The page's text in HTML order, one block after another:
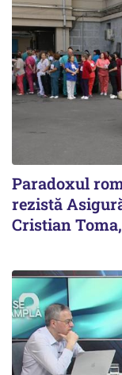
Paradoxul
rezistă
Cristian